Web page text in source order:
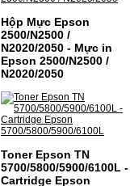
Hộp Mực Epson
2500/N2500 /
N2020/2050 - Mực in
Epson 2500/N2500 /
N2020/2050
Toner Epson TN
5700/5800/5900/6100L -
Cartridge Epson